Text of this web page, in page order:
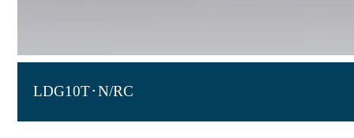
LDG10T･N/RC